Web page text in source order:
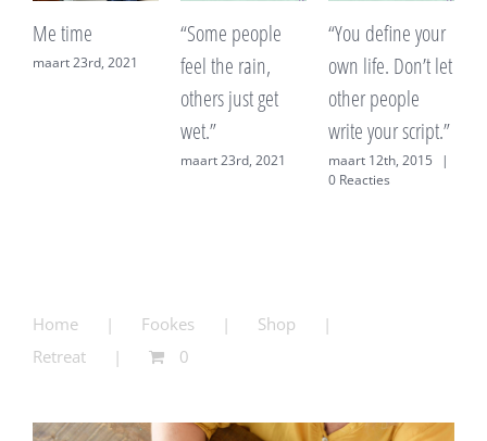
Me time
maart 23rd, 2021
“Some people
feel the rain,
others just get
wet.”
maart 23rd, 2021
“You define your
own life. Don’t let
other people
write your script.”
maart 12th, 2015
|
0 Reacties
Home Fookes
Shop
Retreat
0